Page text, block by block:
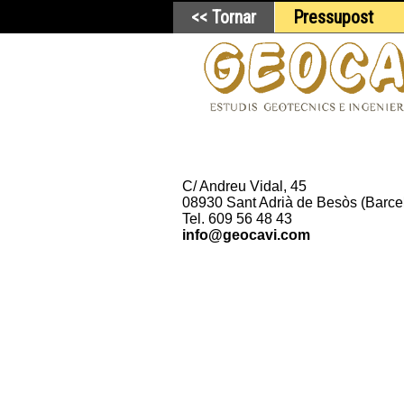
<< Tornar Pressupost
C/ Andreu Vidal, 45
08930 Sant Adrià de Besòs
Tel. 609 56 48 43
info@geocavi.com